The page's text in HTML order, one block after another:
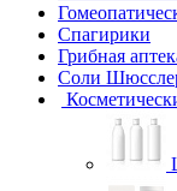
Спагирики
Грибная
Соли